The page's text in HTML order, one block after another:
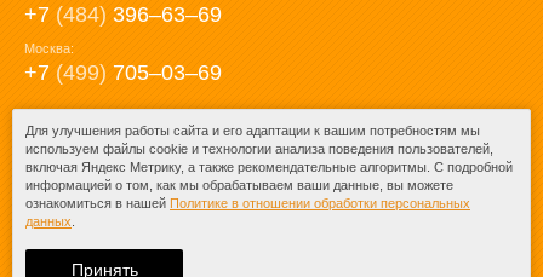
+7 (484) 396‒63‒69
Москва:
+7 (499) 705‒03‒69
E-mail:
mail@posuda40.ru
При любом копировании информации
Для улучшения работы сайта и его адаптации к вашим потребностям мы
используем файлы cookie и технологии анализа поведения пользователей,
включая Яндекс Метрику, а также рекомендательные алгоритмы. С подробной
информацией о том, как мы обрабатываем ваши данные, вы можете
ознакомиться в нашей Политике в отношении обработки персональных
данных
Принять